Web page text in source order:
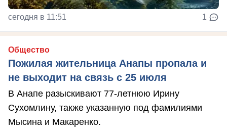
сегодня в 11:51 1
Общество
Пожилая жительница Анапы пропала и
не выходит на связь с 25 июля
В Анапе разыскивают 77-летнюю Ирину
Сухомлину, также указанную под фамилиями
Мысина и Макаренко.